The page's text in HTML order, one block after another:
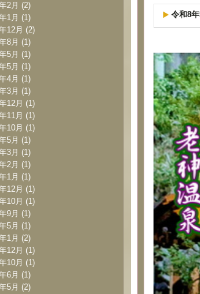
令和8
2月
(2)
1月
(1)
12月
(2)
8月
(1)
5月
(1)
5月
(1)
4月
(1)
3月
(1)
12月
(1)
11月
(1)
10月
(1)
5月
(1)
3月
(1)
2月
(1)
1月
(1)
12月
(1)
10月
(1)
9月
(1)
5月
(1)
1月
(2)
12月
(1)
10月
(1)
6月
(1)
5月
(2)